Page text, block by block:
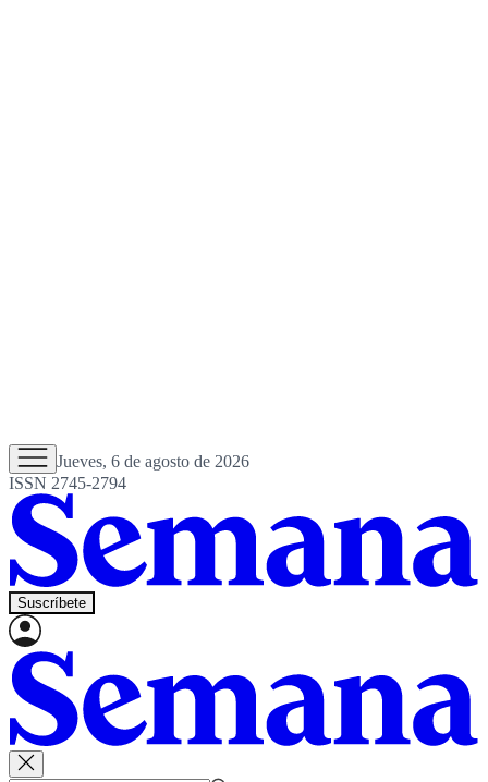
Jueves, 6 de agosto de 2026
ISSN 2745-2794
Suscríbete